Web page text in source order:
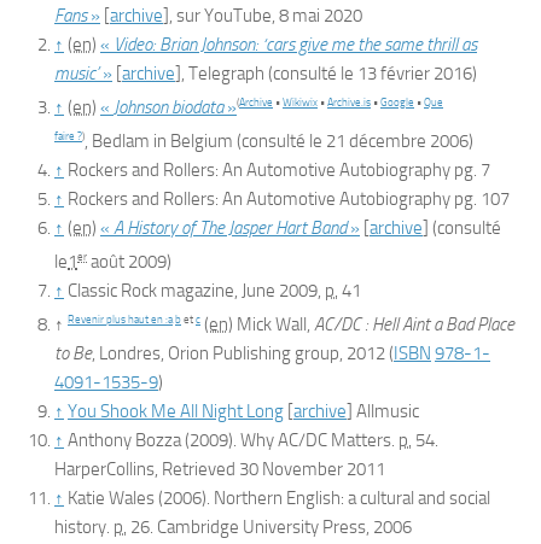
Fans» [archive], surYouTube, 8 mai 2020
↑ (en) « Video: Brian Johnson: ‘cars give me the same thrill as
music’» [archive], Telegraph (consulté le 13 février 2016)
↑ (en) « Johnson biodata»(Archive •Wikiwix •Archive.is •Google •Que
faire ?), Bedlam in Belgium (consulté le 21 décembre 2006)
↑ Rockers and Rollers: An Automotive Autobiography pg. 7
↑ Rockers and Rollers: An Automotive Autobiography pg. 107
↑ (en) « A History of The Jasper Hart Band» [archive] (consulté
le1er août 2009)
↑ Classic Rock magazine, June 2009, p. 41
↑ Revenir plus haut en :abetc (en) MickWall, AC/DC : Hell Aint a Bad Place
to Be, Londres, Orion Publishing group, 2012(ISBN 978-1-
4091-1535-9)
↑ You Shook Me All Night Long [archive] Allmusic
↑ Anthony Bozza (2009). Why AC/DC Matters. p. 54.
HarperCollins, Retrieved 30 November 2011
↑ Katie Wales (2006). Northern English: a cultural and social
history. p. 26. Cambridge University Press, 2006